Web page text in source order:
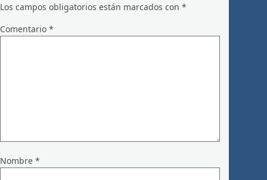
Los campos obligatorios están marcados con *
Comentario *
Nombre *